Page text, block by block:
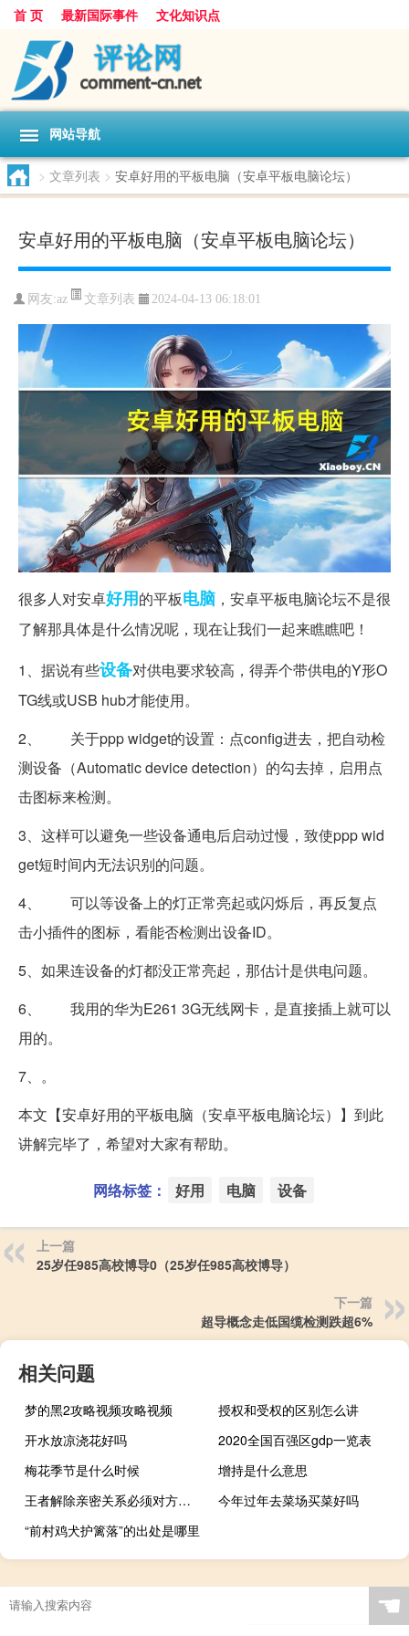
首 页 最新国际事件 文化知识点
网站导航
> 文章列表 > 安卓好用的平板电脑（安卓平板电脑论坛）
安卓好用的平板电脑（安卓平板电脑论坛）
网友:az 文章列表 2024-04-13 06:18:01
很多人对安卓好用的平板电脑 ，安卓平板电脑论坛不是很
了解那具体是什么情况呢，现在让我们一起来瞧瞧吧！
1、据说有些设备对供电要求较高，得弄个带供电的Y形O
TG线或USB hub才能使用。
2、 关于ppp widget的设置：点config进去，把自动检
测设备（Automatic device detection）的勾去掉，启用点
击图标来检测。
3、这样可以避免一些设备通电后启动过慢，致使ppp wid
get短时间内无法识别的问题。
4、 可以等设备上的灯正常亮起或闪烁后，再反复点
击小插件的图标，看能否检测出设备ID。
5、如果连设备的灯都没正常亮起，那估计是供电问题。
6、 我用的华为E261 3G无线网卡，是直接插上就可以
用的。
7、​。
本文【安卓好用的平板电脑（安卓平板电脑论坛）】到此
讲解完毕了，希望对大家有帮助。
网络标签： 好用 电脑 设备
上一篇
25岁任985高校博导0（25岁任985高校博导）
下一篇
超导概念走低国缆检测跌超6%
相关问题
梦的黑2攻略视频攻略视频
授权和受权的区别怎么讲
开水放凉浇花好吗
2020全国百强区gdp一览表
梅花季节是什么时候
增持是什么意思
王者解除亲密关系必须对方同意吗
今年过年去菜场买菜好吗
“前村鸡犬护篱落”的出处是哪里
☚